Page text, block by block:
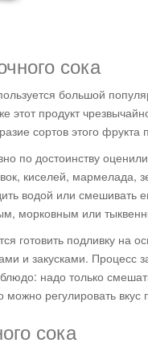
сока
большой
этот продукт
сортов этого
по достоинству
киселей, мармелада,
водой или
морковным или
готовить подливку на
и закусками. Процесс
блюдо: надо только
регулировать
сока